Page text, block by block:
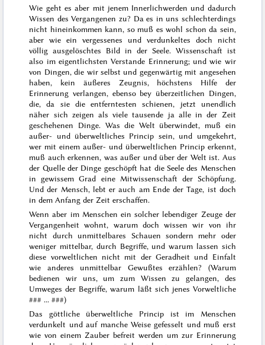
Wie geht es aber mit jenem Innerlichwerden und dadurch
Wissen des Vergangenen zu? Da es in uns schlechterdings
nicht hineinkommen kann, so muß es wohl schon da sein,
aber wie ein vergessenes und verdunkeltes doch nicht
völlig ausgelöschtes Bild in der Seele. Wissenschaft ist
also im eigentlichsten Verstande Erinnerung; und wie wir
von Dingen, die wir selbst und gegenwärtig mit angesehen
haben, kein äußeres Zeugnis, höchstens Hilfe der
Erinnerung verlangen, ebenso bey überzeitlichen Dingen,
die, da sie die entferntesten schienen, jetzt unendlich
näher sich zeigen als viele tausende ja alle in der Zeit
geschehenen Dinge. Was die Welt überwindet, muß ein
außer- und überweltliches Princip sein, und umgekehrt,
wer mit einem außer- und überweltlichen Princip erkennt,
muß auch erkennen, was außer und über der Welt ist. Aus
der Quelle der Dinge geschöpft hat die Seele des Menschen
in gewissem Grad eine Mitwissenschaft der Schöpfung.
Und der Mensch, lebt er auch am Ende der Tage, ist doch
in dem Anfang der Zeit erschaffen.
Wenn aber im Menschen ein solcher lebendiger Zeuge der
Vergangenheit wohnt, warum doch wissen wir von ihr
nicht durch unmittelbares Schauen sondern mehr oder
weniger mittelbar, durch Begriffe, und warum lassen sich
diese vorweltlichen nicht mit der Geradheit und Einfalt
wie anderes unmittelbar Gewußtes erzählen? (Warum
bedienen wir uns, um zum Wissen zu gelangen, des
Umweges der Begriffe, warum läßt sich jenes Vorweltliche
### ... ###)
Das göttliche überweltliche Princip ist im Menschen
verdunkelt und auf manche Weise gefesselt und muß erst
wie von einem Zauber befreit werden um zur Erinnerung